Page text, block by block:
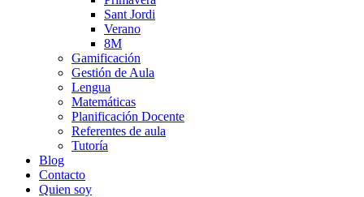
Sant Jordi
Verano
8M
Gamificación
Gestión de Aula
Lengua
Matemáticas
Planificación Docente
Referentes de aula
Tutoría
Blog
Contacto
Quien soy